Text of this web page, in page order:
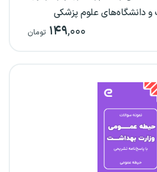
و دانشگاه‌های علوم پزشکی
۱۴۹,۰۰۰ تومان